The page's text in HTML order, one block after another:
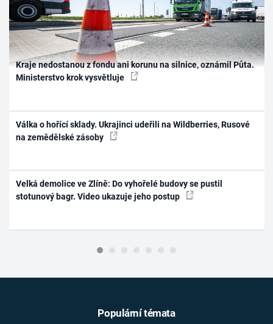
Kraje nedostanou z fondu ani korunu na silnice, oznámil Půta.
Ministerstvo krok vysvětluje
Válka o hořící sklady. Ukrajinci udeřili na Wildberries, Rusové
na zemědělské zásoby
Velká demolice ve Zlíně: Do vyhořelé budovy se pustil
stotunový bagr. Video ukazuje jeho postup
Populární témata